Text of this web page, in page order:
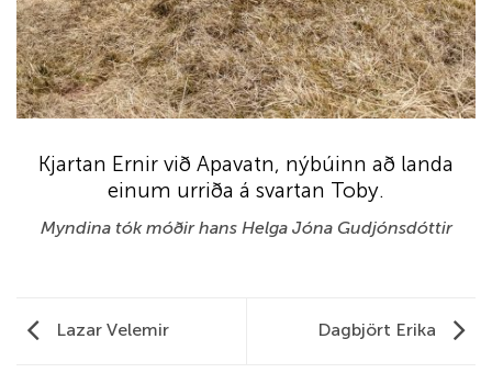
Kjartan Ernir við Apavatn, nýbúinn að landa
einum urriða á svartan Toby.
Myndina tók móðir hans Helga Jóna Gudjónsdóttir
Lazar Velemir Dagbjört Erika